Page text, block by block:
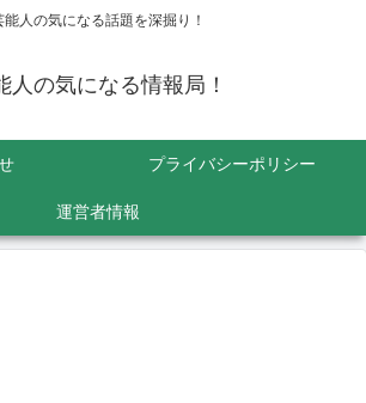
能人の気になる話題を深掘り！
人の気になる情報局！
プライバシーポリシー
運営者情報